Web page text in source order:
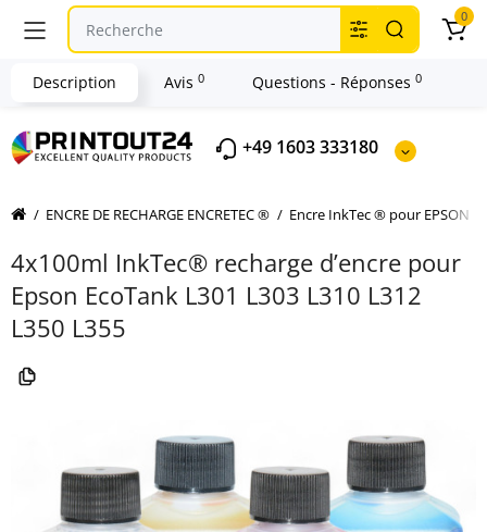
+49 1603 333180
0
ENCRE DE RECHARGE ENCRETEC ® Encre InkTec ® pour EPSON
4x100ml InkTec® recharge d’encre pour
Epson EcoTank L301 L303 L310 L312
L350 L355
Description Avis 0 Questions - Réponses 0